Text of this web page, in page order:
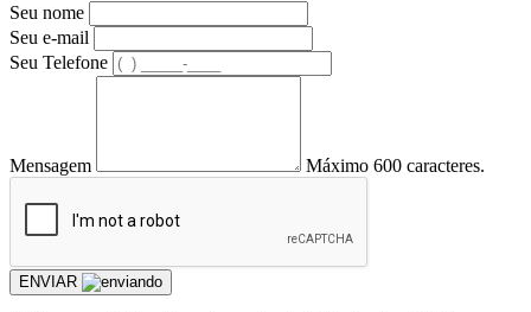
Seu nome
Seu e-mail
Seu Telefone
Mensagem Máximo 600 caracteres.
ENVIAR